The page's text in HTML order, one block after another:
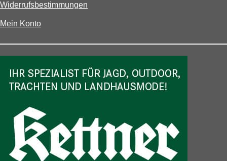
Widerrufsbestimmungen
Mein Konto